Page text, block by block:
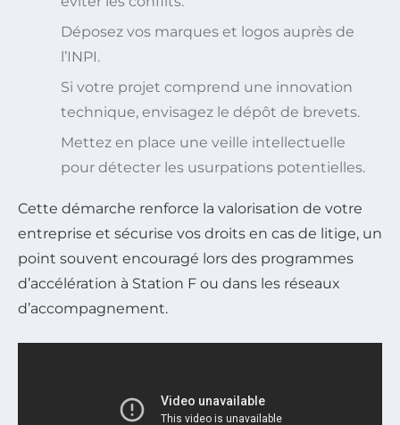
Déposez vos marques et logos auprès de
l’INPI.
Si votre projet comprend une innovation
technique, envisagez le dépôt de brevets.
Mettez en place une veille intellectuelle
pour détecter les usurpations potentielles.
Cette démarche renforce la valorisation de votre
entreprise et sécurise vos droits en cas de litige, un
point souvent encouragé lors des programmes
d’accélération à Station F ou dans les réseaux
d’accompagnement.